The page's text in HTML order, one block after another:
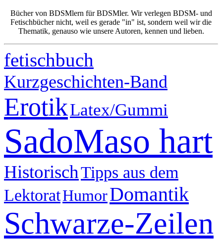
Bücher von BDSMlern für BDSMler. Wir verlegen BDSM- und
Fetischbücher nicht, weil es gerade "in" ist, sondern weil wir die
Thematik, genauso wie unsere Autoren, kennen und lieben.
fetischbuch
Kurzgeschichten-Band
ErotikLatex/Gummi
SadoMaso hart
HistorischTipps aus dem
LektoratHumorDomantik
Schwarze-Zeilen